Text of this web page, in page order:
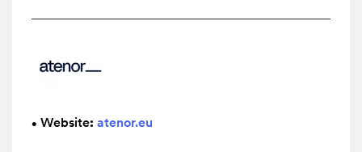
terwijl
zorgt
• Website: atenor.eu